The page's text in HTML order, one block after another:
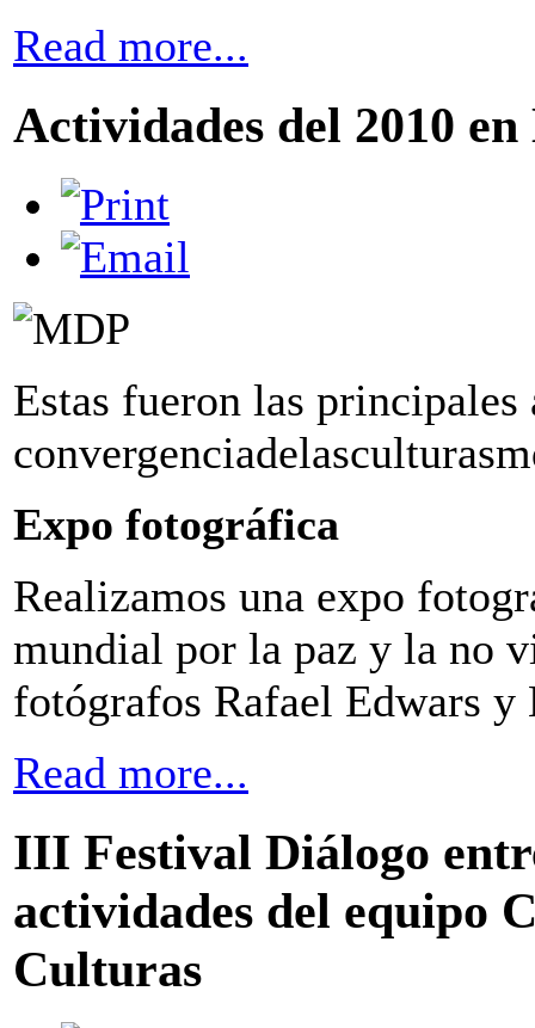
Read more...
Actividades del 2010
Estas fueron las
Expo fotográfica
Realizamos una expo
mundial por la paz y la no
fotógrafos Rafael Edwars
Read more...
III Festival Diálogo
actividades del equipo
Culturas